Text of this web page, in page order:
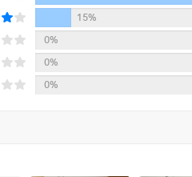
라볼 만큼 인간의 수명은 크게
먹거리 오염, 중금속 중독, 산화
에서 길을 잃고 헤매기도 부지기수
15%
0%
0%
0%